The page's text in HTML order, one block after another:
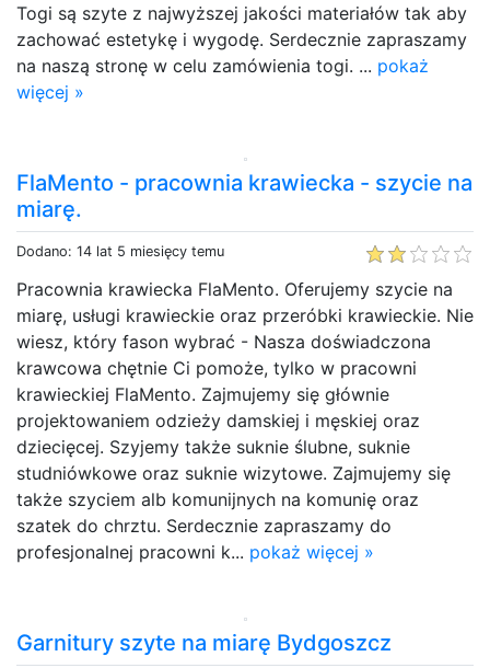
Togi są szyte z najwyższej jakości materiałów tak aby
zachować estetykę i wygodę. Serdecznie zapraszamy
na naszą stronę w celu zamówienia togi. ... pokaż
więcej »
FlaMento - pracownia krawiecka - szycie na
miarę.
Dodano: 14 lat 5 miesięcy temu
Pracownia krawiecka FlaMento. Oferujemy szycie na
miarę, usługi krawieckie oraz przeróbki krawieckie. Nie
wiesz, który fason wybrać - Nasza doświadczona
krawcowa chętnie Ci pomoże, tylko w pracowni
krawieckiej FlaMento. Zajmujemy się głównie
projektowaniem odzieży damskiej i męskiej oraz
dziecięcej. Szyjemy także suknie ślubne, suknie
studniówkowe oraz suknie wizytowe. Zajmujemy się
także szyciem alb komunijnych na komunię oraz
szatek do chrztu. Serdecznie zapraszamy do
profesjonalnej pracowni k... pokaż więcej »
Garnitury szyte na miarę Bydgoszcz